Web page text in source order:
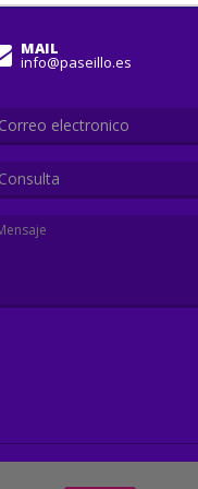
MAIL
info@paseillo.es
Consulta